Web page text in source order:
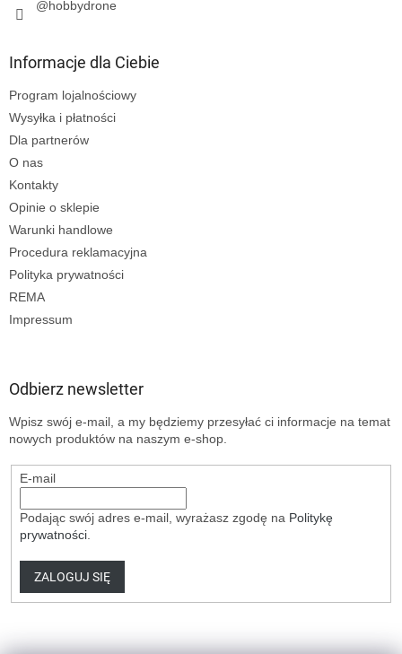
@hobbydrone
Informacje dla Ciebie
Program lojalnościowy
Wysyłka i płatności
Dla partnerów
O nas
Kontakty
Opinie o sklepie
Warunki handlowe
Procedura reklamacyjna
Polityka prywatności
REMA
Impressum
Odbierz newsletter
Wpisz swój e-mail, a my będziemy przesyłać ci informacje na temat
nowych produktów na naszym e-shop.
E-mail
Podając swój adres e-mail, wyrażasz zgodę na Politykę
prywatności.
ZALOGUJ SIĘ